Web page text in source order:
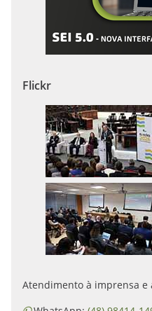
Flickr
Atendimento à imprensa e